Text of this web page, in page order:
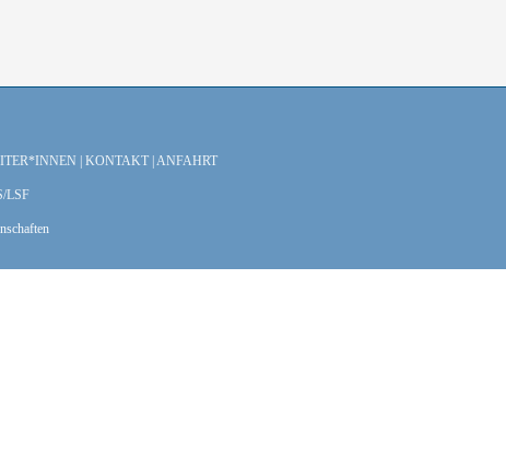
KONTAKT ANFAHRT
LSF